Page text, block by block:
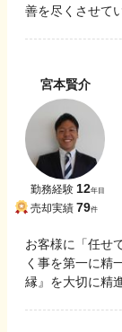
善を尽くさせて
宮本賢介
勤務経験 12年目
売却実績 79件
お客様に「任せ
く事を第一に精
縁』を大切に精